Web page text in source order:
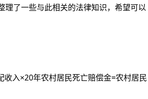
理了一些与此相关的法律知识，希望可以
入×20年农村居民死亡赔偿金=农村居民